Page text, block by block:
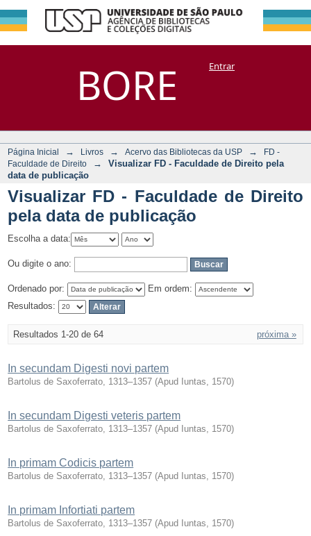
BORE
Visualizar FD -
Faculdade de
Direito pela data
DSpace/Manakin + CoriscoEntrar
Página Inicial → Livros → Acervo das Bibliotecas da USP →
FD -
Faculdade de Direito
→
Visualizar FD - Faculdade de Direito pela
data de publicação
Visualizar FD - Faculdade de Direito
pela data de publicação
Escolha a data:
Ou digite o ano:
Ordenado por:
Em ordem:
Resultados:
Resultados 1-20 de 64 próxima »
In secundam Digesti novi partem
Bartolus de Saxoferrato, 1313–1357 (Apud Iuntas 1570)
In secundam Digesti veteris partem
Bartolus de Saxoferrato, 1313–1357 (Apud Iuntas 1570)
In primam Codicis partem
Bartolus de Saxoferrato, 1313–1357 (Apud Iuntas 1570)
In primam Infortiati partem
Bartolus de Saxoferrato, 1313–1357 (Apud Iuntas 1570)